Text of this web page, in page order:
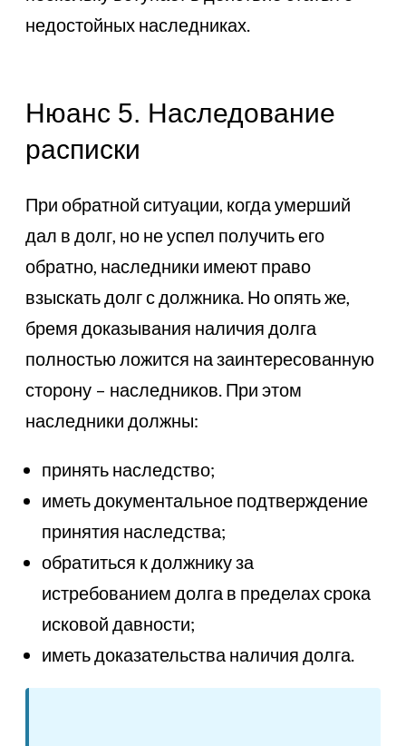
недостойных наследниках.
Нюанс 5. Наследование
расписки
При обратной ситуации, когда умерший
дал в долг, но не успел получить его
обратно, наследники имеют право
взыскать долг с должника. Но опять же,
бремя доказывания наличия долга
полностью ложится на заинтересованную
сторону – наследников. При этом
наследники должны:
принять наследство;
иметь документальное подтверждение
принятия наследства;
обратиться к должнику за
истребованием долга в пределах срока
исковой давности;
иметь доказательства наличия долга.